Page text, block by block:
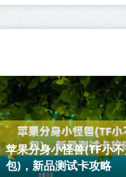
苹果分身小怪兽(TF小
包)，新品测试卡攻略